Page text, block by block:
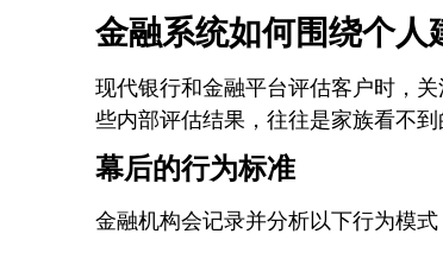
金融系统如何围绕个人
现代银行和金融平台评估客户时，
些内部评估结果，往往是家族看不到
幕后的行为标准
金融机构会记录并分析以下行为模式